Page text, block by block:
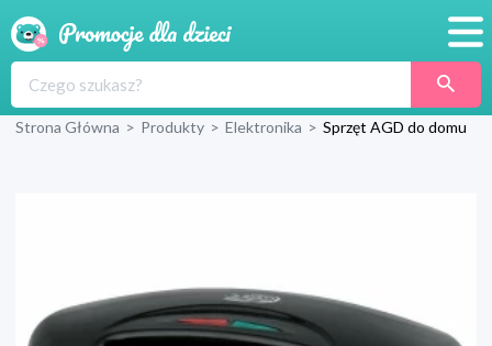
Produkty
Wyprawka
Strona Główna > Produkty > Elektronika > Sprzęt AGD do domu